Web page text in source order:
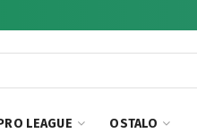
LEAGUE OSTALO